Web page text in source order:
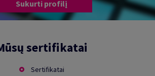
Sukurti profilį
sertifikatai
Sertifikatai